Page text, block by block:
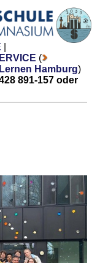
(
Hamburg)
891-157 oder